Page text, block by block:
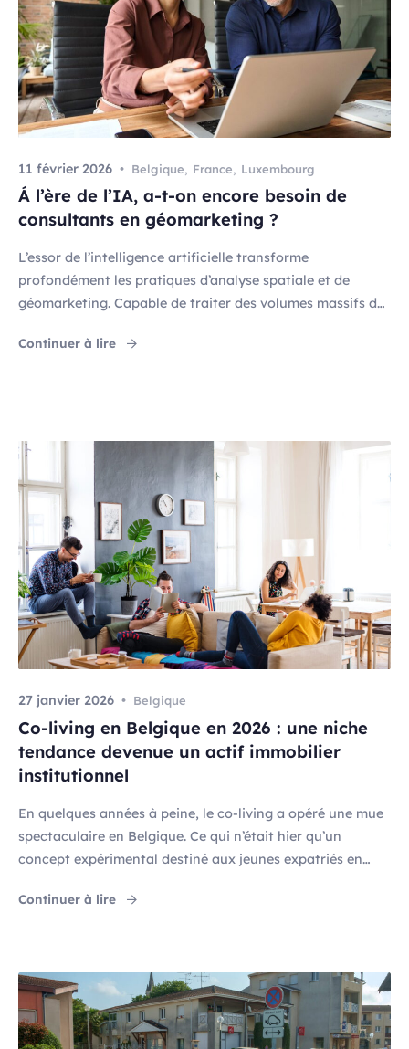
Á l’ère de l’IA, a-t-on encore besoin de
consultants en géomarketing ?
L’essor de l’intelligence artificielle transforme
profondément les pratiques d’analyse spatiale et de
géomarketing. Capable de traiter des volumes massifs de
prédictifs, l’IA semble parfois remettre en question la
Continuer à lire "Á l’ère de l’IA, a-t-on encore besoin de
11 février 2026 Belgique, France, Luxembourg
Co-living en Belgique en 2026 : une niche
tendance devenue un actif immobilier
institutionnel
En quelques années à peine, le co-living a opéré une mue
spectaculaire en Belgique. Ce qui n’était hier qu’un
concept expérimental destiné aux jeunes expatriés en
classe d’actifs, scrutée de près par les investisseurs
Continuer à lire "Co-living en Belgique en 2026 : une niche
27 janvier 2026 Belgique